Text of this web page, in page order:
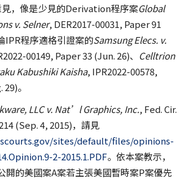
見，像是少見的Derivation程序案Global
v. Selner, DER2017-00031, Paper 91
IPR程序適格引證案的Samsung Elecs. v.
00149, Paper 33 (Jun. 26)、 Celltrion
Kabushiki Kaisha, IPR2022-00578,
。
LLC v. Nat’l Graphics, Inc., Fed. Cir.
(Sep. 4, 2015)，請見
sites/default/files/opinions-
2-2015.1.PDF。依本案教示，
開的美國案A案若主張美國暫時案P案優先